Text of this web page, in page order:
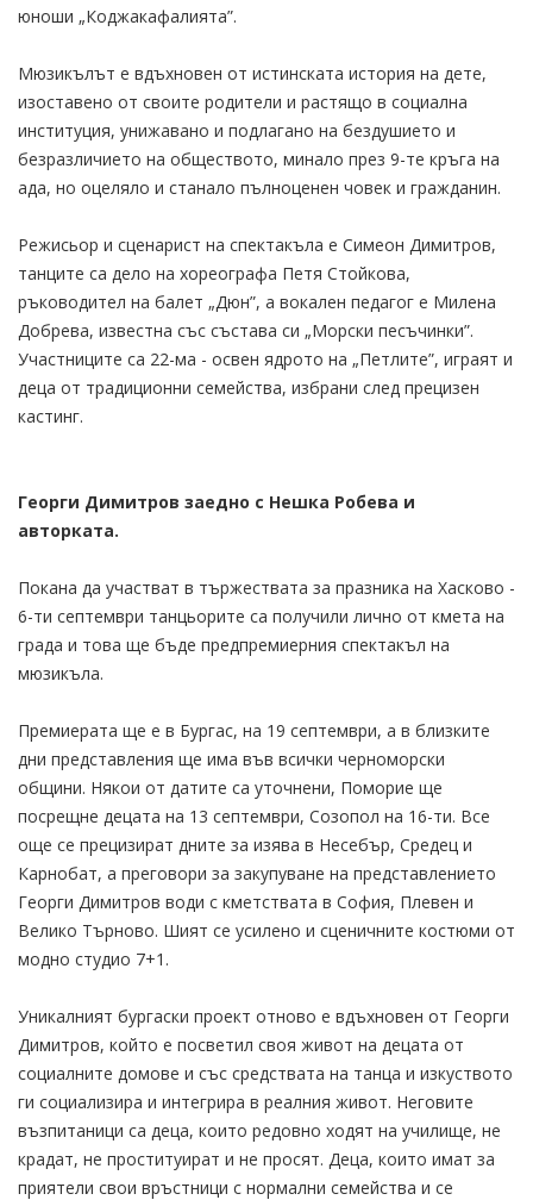
юноши „Коджакафалията”.
Мюзикълът е вдъхновен от истинската история на дете,
изоставено от своите родители и растящо в социална
институция, унижавано и подлагано на бездушието и
безразличието на обществото, минало през 9-те кръга на
ада, но оцеляло и станало пълноценен човек и гражданин.
Режисьор и сценарист на спектакъла е Симеон Димитров,
танците са дело на хореографа Петя Стойкова,
ръководител на балет „Дюн”, а вокален педагог е Милена
Добрева, известна със състава си „Морски песъчинки”.
Участниците са 22-ма - освен ядрото на „Петлите”, играят и
деца от традиционни семейства, избрани след прецизен
кастинг.
Георги Димитров заедно с Нешка Робева и
авторката.
Покана да участват в тържествата за празника на Хасково -
6-ти септември танцьорите са получили лично от кмета на
града и това ще бъде предпремиерния спектакъл на
мюзикъла.
Премиерата ще е в Бургас, на 19 септември, а в близките
дни представления ще има във всички черноморски
общини. Някои от датите са уточнени, Поморие ще
посрещне децата на 13 септември, Созопол на 16-ти. Все
още се прецизират дните за изява в Несебър, Средец и
Карнобат, а преговори за закупуване на представлението
Георги Димитров води с кметствата в София, Плевен и
Велико Търново. Шият се усилено и сценичните костюми от
модно студио 7+1.
Уникалният бургаски проект отново е вдъхновен от Георги
Димитров, който е посветил своя живот на децата от
социалните домове и със средствата на танца и изкуството
ги социализира и интегрира в реалния живот. Неговите
възпитаници са деца, които редовно ходят на училище, не
крадат, не проституират и не просят. Деца, които имат за
приятели свои връстници с нормални семейства и се